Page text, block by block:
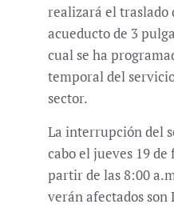
realizará el traslado
acueducto de 3
cual se ha
temporal del
sector.
La interrupción del
cabo el jueves 19 de
partir de las 8:00
verán afectados son